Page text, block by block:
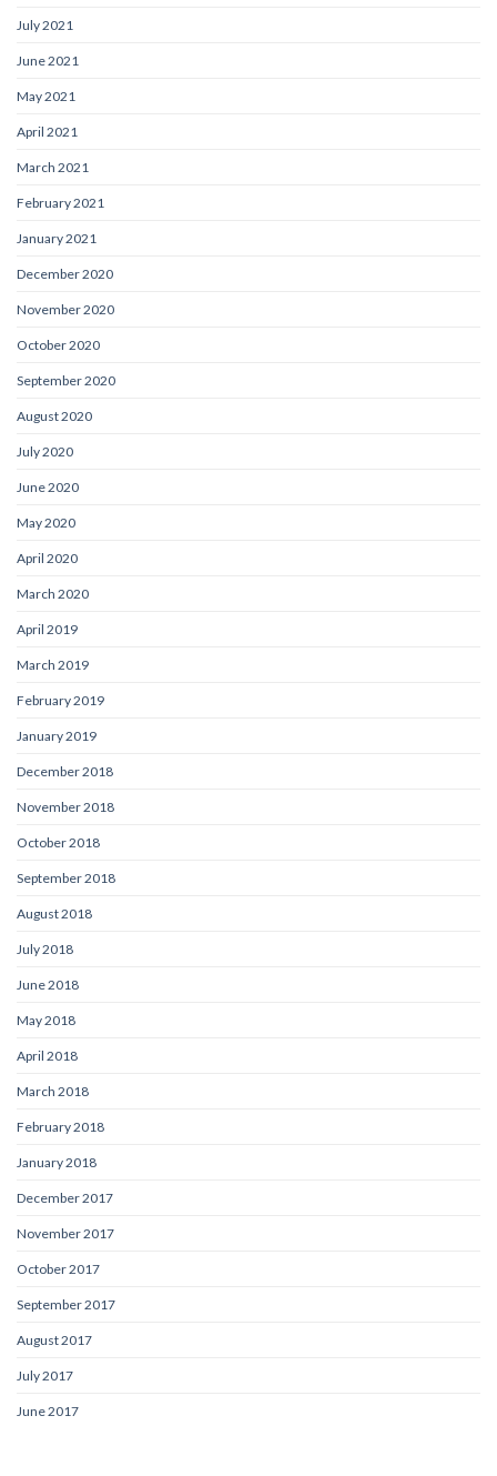
July 2021
June 2021
May 2021
April 2021
March 2021
February 2021
January 2021
December 2020
November 2020
October 2020
September 2020
August 2020
July 2020
June 2020
May 2020
April 2020
March 2020
April 2019
March 2019
February 2019
January 2019
December 2018
November 2018
October 2018
September 2018
August 2018
July 2018
June 2018
May 2018
April 2018
March 2018
February 2018
January 2018
December 2017
November 2017
October 2017
September 2017
August 2017
July 2017
June 2017